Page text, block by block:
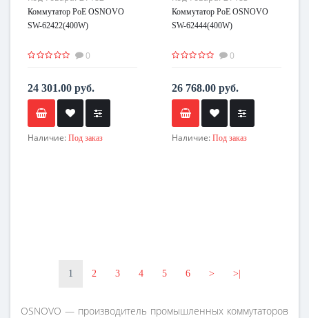
Коммутатор PoE OSNOVO
SW-62422(400W)
0
24 301.00 руб.
Наличие: Под заказ
Коммутатор PoE OSNOVO
SW-62444(400W)
0
26 768.00 руб.
Наличие: Под заказ
1 2 3 4 5 6 > >|
OSNOVO — производитель промышленных коммутаторов